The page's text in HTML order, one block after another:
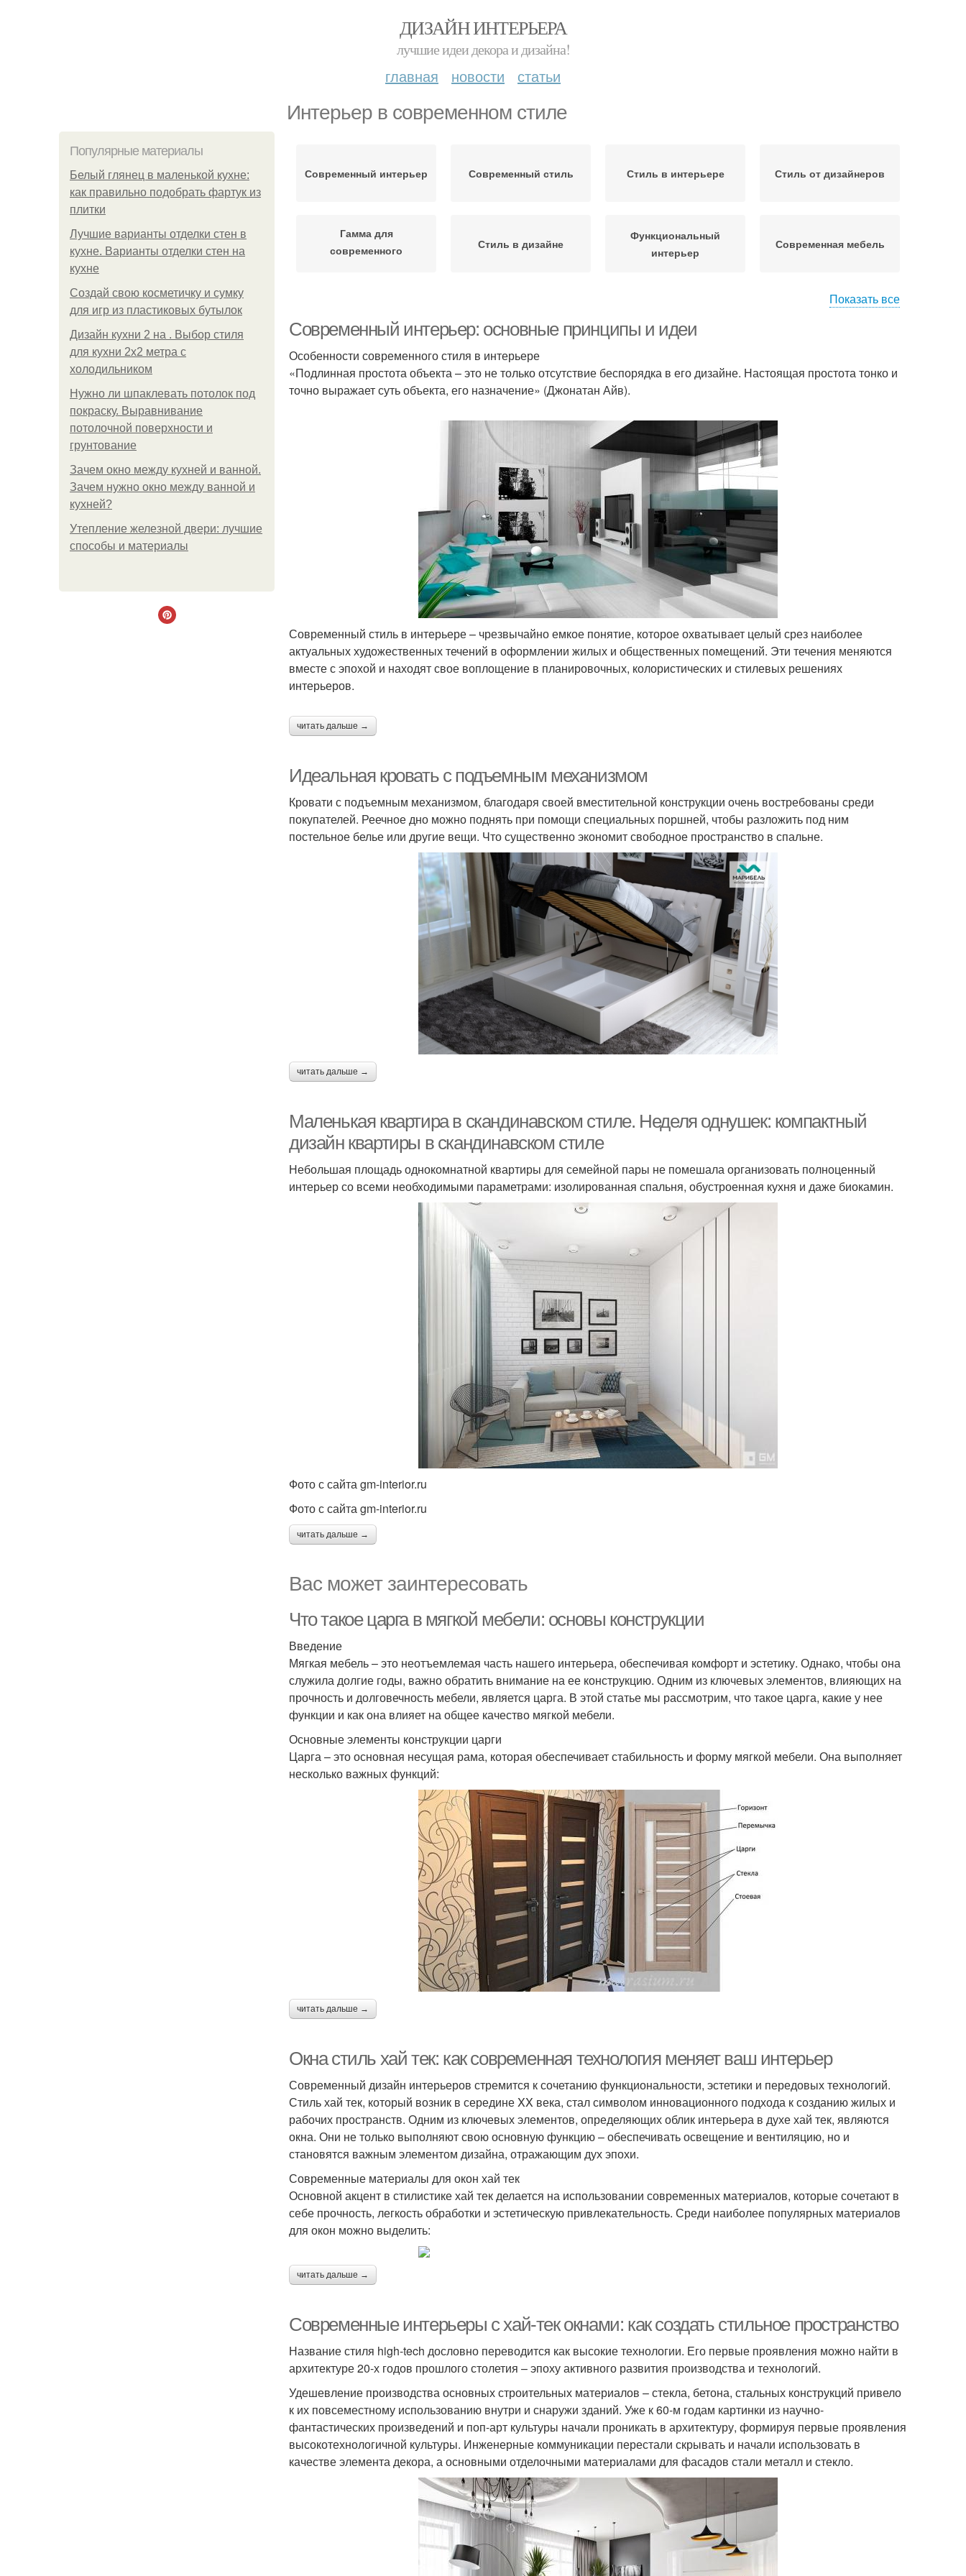
ДИЗАЙН ИНТЕРЬЕРА
лучшие идеи декора и дизайна!
главная новости статьи
Интерьер в современном стиле
Популярные материалы
Белый глянец в маленькой кухне:
как правильно подобрать фартук из
плитки
Лучшие варианты отделки стен в
кухне. Варианты отделки стен на
кухне
Создай свою косметичку и сумку
для игр из пластиковых бутылок
Дизайн кухни 2 на . Выбор стиля
для кухни 2х2 метра с
холодильником
Нужно ли шпаклевать потолок под
покраску. Выравнивание
потолочной поверхности и
грунтование
Зачем окно между кухней и ванной.
Зачем нужно окно между ванной и
кухней?
Утепление железной двери: лучшие
способы и материалы
Современный интерьер Современный стиль Стиль в интерьере Стиль от дизайнеров
Гамма для
современного
Стиль в дизайне
Функциональный
интерьер
Современная мебель
современного
интерьера
технологии
скандинавском стиле
Квартиры в
Скандинавский стиль Стиль на примере
Показать все
Современный интерьер: основные принципы и идеи
Особенности современного стиля в интерьере
«Подлинная простота объекта – это не только отсутствие беспорядка в его дизайне. Настоящая простота тонко и
точно выражает суть объекта, его назначение» (Джонатан Айв).
Современный стиль в интерьере – чрезвычайно емкое понятие, которое охватывает целый срез наиболее
актуальных художественных течений в оформлении жилых и общественных помещений. Эти течения меняются
вместе с эпохой и находят свое воплощение в планировочных, колористических и стилевых решениях
интерьеров.
читать дальше →
Идеальная кровать с подъемным механизмом
Кровати с подъемным механизмом, благодаря своей вместительной конструкции очень востребованы среди
покупателей. Реечное дно можно поднять при помощи специальных поршней, чтобы разложить под ним
постельное белье или другие вещи. Что существенно экономит свободное пространство в спальне.
читать дальше →
Маленькая квартира в скандинавском стиле. Неделя однушек: компактный
дизайн квартиры в скандинавском стиле
Небольшая площадь однокомнатной квартиры для семейной пары не помешала организовать полноценный
интерьер со всеми необходимыми параметрами: изолированная спальня, обустроенная кухня и даже биокамин.
Фото с сайта gm-interior.ru
Фото с сайта gm-interior.ru
читать дальше →
Вас может заинтересовать
Что такое царга в мягкой мебели: основы конструкции
Введение
Мягкая мебель – это неотъемлемая часть нашего интерьера, обеспечивая комфорт и эстетику. Однако, чтобы она
служила долгие годы, важно обратить внимание на ее конструкцию. Одним из ключевых элементов, влияющих на
прочность и долговечность мебели, является царга. В этой статье мы рассмотрим, что такое царга, какие у нее
функции и как она влияет на общее качество мягкой мебели.
Основные элементы конструкции царги
Царга – это основная несущая рама, которая обеспечивает стабильность и форму мягкой мебели. Она выполняет
несколько важных функций:
читать дальше →
Окна стиль хай тек: как современная технология меняет ваш интерьер
Современный дизайн интерьеров стремится к сочетанию функциональности, эстетики и передовых технологий.
Стиль хай тек, который возник в середине XX века, стал символом инновационного подхода к созданию жилых и
рабочих пространств. Одним из ключевых элементов, определяющих облик интерьера в духе хай тек, являются
окна. Они не только выполняют свою основную функцию – обеспечивать освещение и вентиляцию, но и
становятся важным элементом дизайна, отражающим дух эпохи.
Современные материалы для окон хай тек
Основной акцент в стилистике хай тек делается на использовании современных материалов, которые сочетают в
себе прочность, легкость обработки и эстетическую привлекательность. Среди наиболее популярных материалов
для окон можно выделить:
читать дальше →
Современные интерьеры с хай-тек окнами: как создать стильное пространство
Название стиля high-tech дословно переводится как высокие технологии. Его первые проявления можно найти в
архитектуре 20-х годов прошлого столетия – эпоху активного развития производства и технологий.
Удешевление производства основных строительных материалов – стекла, бетона, стальных конструкций привело
к их повсеместному использованию внутри и снаружи зданий. Уже к 60-м годам картинки из научно-
фантастических произведений и поп-арт культуры начали проникать в архитектуру, формируя первые проявления
высокотехнологичной культуры. Инженерные коммуникации перестали скрывать и начали использовать в
качестве элемента декора, а основными отделочными материалами для фасадов стали металл и стекло.